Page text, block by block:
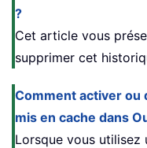
?
Cet article vous
supprimer cet
Comment activer ou
mis en cache dans
Lorsque vous utilisez